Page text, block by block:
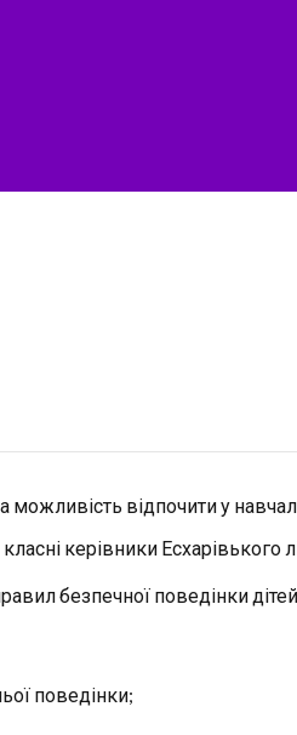
можливість відпочити у
керівники Есхарівького
безпечної поведінки
поведінки;